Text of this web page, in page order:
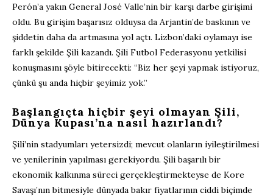
Perón’a yakın General José Valle’nin bir karşı darbe girişimi
oldu. Bu girişim başarısız olduysa da Arjantin’de baskının ve
şiddetin daha da artmasına yol açtı. Lizbon’daki oylamayı ise
farklı şekilde Şili kazandı. Şili Futbol Federasyonu yetkilisi
konuşmasını şöyle bitirecekti: “Biz her şeyi yapmak istiyoruz,
çünkü şu anda hiçbir şeyimiz yok.”
Başlangıçta hiçbir şeyi olmayan Şili,
Dünya Kupası’na nasıl hazırlandı?
Şili’nin stadyumları yetersizdi; mevcut olanların iyileştirilmesi
ve yenilerinin yapılması gerekiyordu. Şili başarılı bir
ekonomik kalkınma süreci gerçekleştirmekteyse de Kore
Savaşı’nın bitmesiyle dünyada bakır fiyatlarının ciddi biçimde